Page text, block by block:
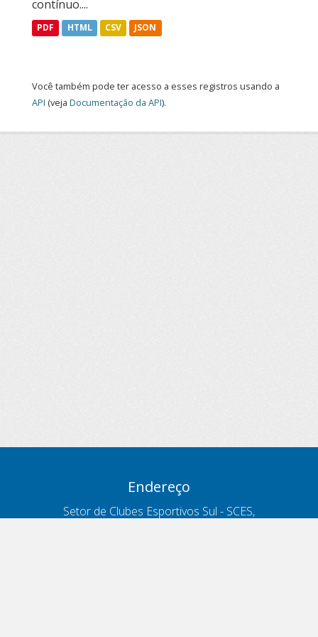
contínuo....
PDF HTML CSV JSON
Você também pode ter acesso a esses registros usando a
API (veja Documentação da API).
Endereço
Setor de Clubes Esportivos Sul - SCES,